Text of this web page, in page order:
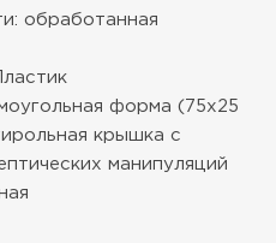
обработанная
форма (75x25
крышка с
манипуляций